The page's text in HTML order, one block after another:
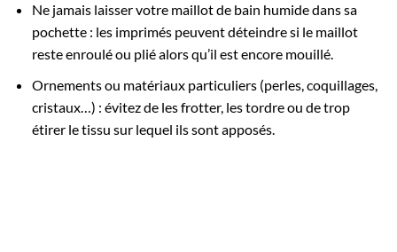
Ne jamais laisser votre maillot de bain humide dans sa
pochette : les imprimés peuvent déteindre si le maillot
reste enroulé ou plié alors qu’il est encore mouillé.
Ornements ou matériaux particuliers (perles, coquillages,
cristaux…) : évitez de les frotter, les tordre ou de trop
étirer le tissu sur lequel ils sont apposés.